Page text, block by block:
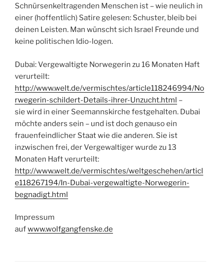
Schnürsenkeltragenden Menschen ist – wie neulich in
einer (hoffentlich) Satire gelesen: Schuster, bleib bei
deinen Leisten. Man wünscht sich Israel Freunde und
keine politischen Idio-logen.
Dubai: Vergewaltigte Norwegerin zu 16 Monaten Haft
verurteilt:
http://www.welt.de/vermischtes/article118246994/No
rwegerin-schildert-Details-ihrer-Unzucht.html –
sie wird in einer Seemannskirche festgehalten. Dubai
möchte anders sein – und ist doch genauso ein
frauenfeindlicher Staat wie die anderen. Sie ist
inzwischen frei, der Vergewaltiger wurde zu 13
Monaten Haft verurteilt:
http://www.welt.de/vermischtes/weltgeschehen/articl
e118267194/In-Dubai-vergewaltigte-Norwegerin-
begnadigt.html
Impressum
aufwww.wolfgangfenske.de